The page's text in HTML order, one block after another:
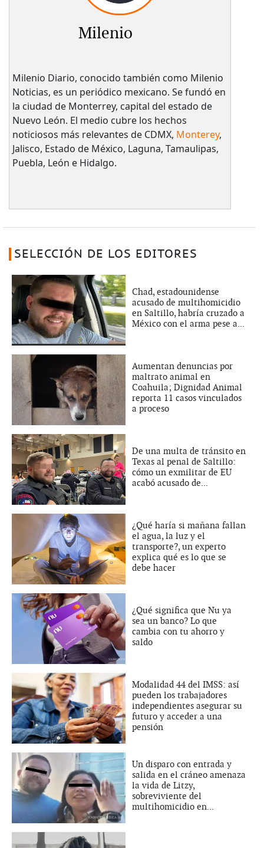
Milenio
Milenio Diario, conocido también como Milenio
Noticias, es un periódico mexicano. Se fundó en
la ciudad de Monterrey, capital del estado de
Nuevo León. El medio cubre los hechos
noticiosos más relevantes de CDMX, Monterey,
Jalisco, Estado de México, Laguna, Tamaulipas,
Puebla, León e Hidalgo.
SELECCIÓN DE LOS EDITORES
Chad, estadounidense
acusado de multihomicidio
en Saltillo, habría cruzado a
México con el arma pese a...
Aumentan denuncias por
maltrato animal en
Coahuila; Dignidad Animal
reporta 11 casos vinculados
a proceso
De una multa de tránsito en
Texas al penal de Saltillo:
cómo un exmilitar de EU
acabó acusado de...
¿Qué haría si mañana fallan
el agua, la luz y el
transporte?, un experto
explica qué es lo que se
debe hacer
¿Qué significa que Nu ya
sea un banco? Lo que
cambia con tu ahorro y
saldo
Modalidad 44 del IMSS: así
pueden los trabajadores
independientes asegurar su
futuro y acceder a una
pensión
Un disparo con entrada y
salida en el cráneo amenaza
la vida de Litzy,
sobreviviente del
multihomicidio en...